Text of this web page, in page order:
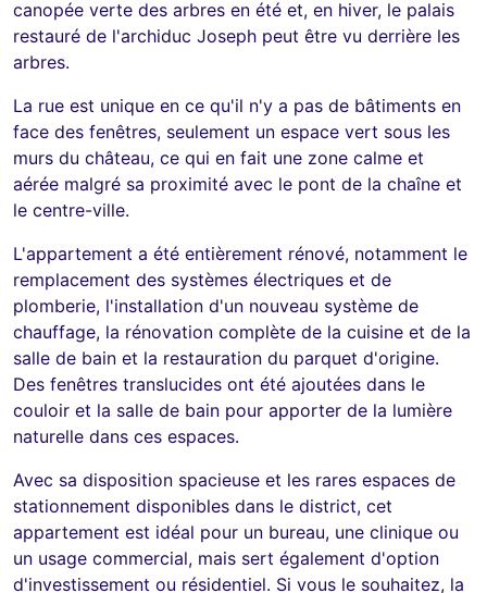
canopée verte des arbres en été et, en hiver, le palais
restauré de l'archiduc Joseph peut être vu derrière les
arbres.
La rue est unique en ce qu'il n'y a pas de bâtiments en
face des fenêtres, seulement un espace vert sous les
murs du château, ce qui en fait une zone calme et
aérée malgré sa proximité avec le pont de la chaîne et
le centre-ville.
L'appartement a été entièrement rénové, notamment le
remplacement des systèmes électriques et de
plomberie, l'installation d'un nouveau système de
chauffage, la rénovation complète de la cuisine et de la
salle de bain et la restauration du parquet d'origine.
Des fenêtres translucides ont été ajoutées dans le
couloir et la salle de bain pour apporter de la lumière
naturelle dans ces espaces.
Avec sa disposition spacieuse et les rares espaces de
stationnement disponibles dans le district, cet
appartement est idéal pour un bureau, une clinique ou
un usage commercial, mais sert également d'option
d'investissement ou résidentiel. Si vous le souhaitez, la